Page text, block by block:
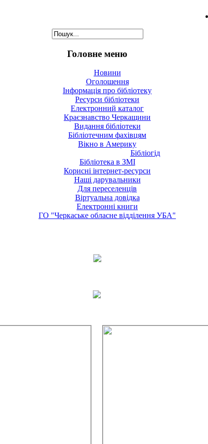
Головне меню
Новини
Оголошення
Інформація про бібліотеку
Ресурси бібліотеки
Електронний каталог
Краєзнавство Черкащини
Видання бібліотеки
Бібліотечним фахівцям
Вікно в Америку
Бібліогід
Бібліотека в ЗМІ
Корисні інтернет-ресурси
Наші дарувальники
Для переселенців
Віртуальна довідка
Електронні книги
ГО "Черкаське обласне відділення УБА"